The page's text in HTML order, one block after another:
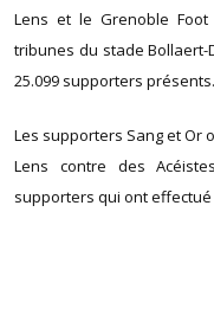
Lens et le Grenoble
tribunes du stade
25.099 supporters présents.
Les supporters Sang et Or
Lens contre des
supporters qui ont